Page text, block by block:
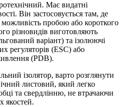
Має видатні
Він застосовується там, де
пробою або короткого
різновидів виготовляють
варіант) та ізолюючі
регуляторів (ESC) або
(PDB).
ізолятор, варто розглянути
листовий, який легко
та свердлінню, не втрачаючи
якостей.